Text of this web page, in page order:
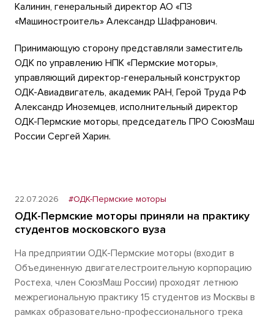
Калинин, генеральный директор АО «ПЗ
«Машиностроитель» Александр Шафранович.
Принимающую сторону представляли заместитель
ОДК по управлению НПК «Пермские моторы»,
управляющий директор-генеральный конструктор
ОДК-Авиадвигатель, академик РАН, Герой Труда РФ
Александр Иноземцев, исполнительный директор
ОДК-Пермские моторы, председатель ПРО СоюзМаш
России Сергей Харин.
22.07.2026 #ОДК-Пермские моторы
ОДК-Пермские моторы приняли на практику
студентов московского вуза
На предприятии ОДК-Пермские моторы (входит в
Объединенную двигателестроительную корпорацию
Ростеха, член СоюзМаш России) проходят летнюю
межрегиональную практику 15 студентов из Москвы в
рамках образовательно-профессионального трека